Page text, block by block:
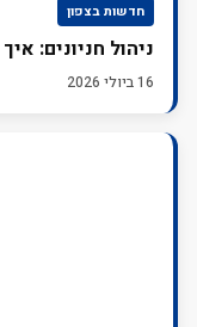
חדשות בצפון
ניהול חניונים:
16 ביולי 2026